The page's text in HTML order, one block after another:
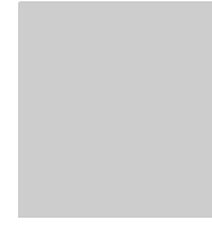
Moya.